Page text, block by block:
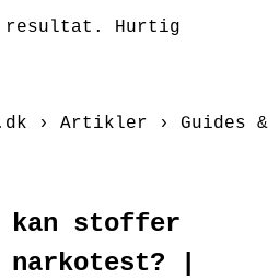
Hurtig
› Artikler › Guides &
kan stoffer
narkotest? |